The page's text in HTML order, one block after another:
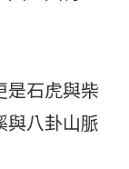
是石虎與柴
與八卦山脈